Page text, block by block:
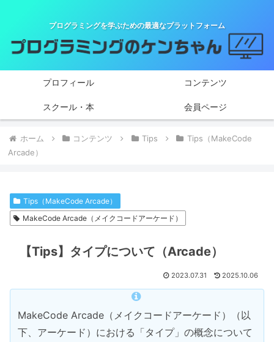
プログラミングを学ぶための最適なプラットフォーム
プロフィール コンテンツ
スクール・本 会員ページ
ホーム コンテンツ Tips
Tips（MakeCode
Arcade）
Tips（MakeCode Arcade）
MakeCode Arcade（メイクコードアーケード）
【Tips】タイプについて（Arcade）
2023.07.31 2025.10.06
MakeCode Arcade（メイクコードアーケード）（以
下、アーケード）における「タイプ」の概念について